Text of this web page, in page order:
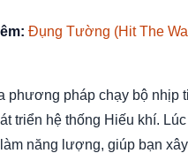
Đụng Tường (Hit The
phương pháp chạy bộ nhịp
triển hệ thống Hiếu khí.
năng lượng, giúp bạn